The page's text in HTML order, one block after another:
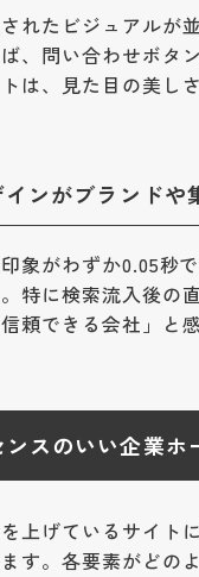
れたビジュアルが
、問い合わせボタ
は、見た目の美し
インがブランドや
象がわずか0.05秒
特に検索流入後の
頼できる会社」と
ンスのいい企業ホ
上げているサイト
す。各要素がどの